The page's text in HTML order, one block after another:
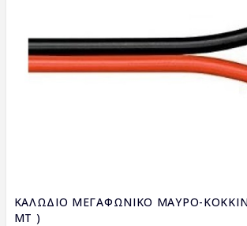
ΚΑΛΩΔΙΟ ΜΕΓΑΦΩΝΙΚΟ ΜΑΥΡΟ-
ΜΤ )